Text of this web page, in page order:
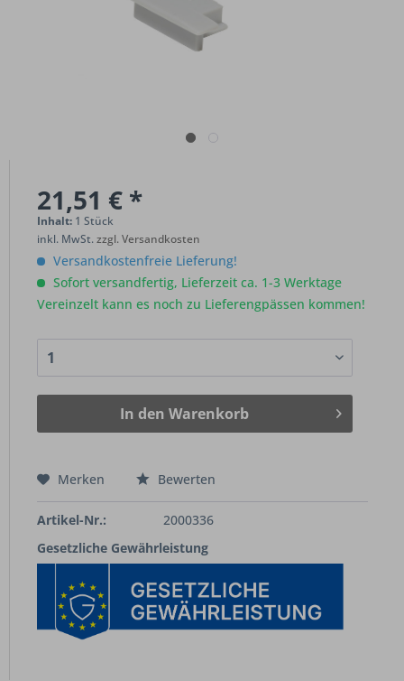
21,51 € *
Inhalt: 1 Stück
inkl. MwSt.zzgl. Versandkosten
Versandkostenfreie Lieferung!
Sofort versandfertig, Lieferzeit ca. 1-3 Werktage
Vereinzelt kann es noch zu Lieferengpässen kommen!
In den Warenkorb
Merken Bewerten
Artikel-Nr.:
2000336
Gesetzliche Gewährleistung